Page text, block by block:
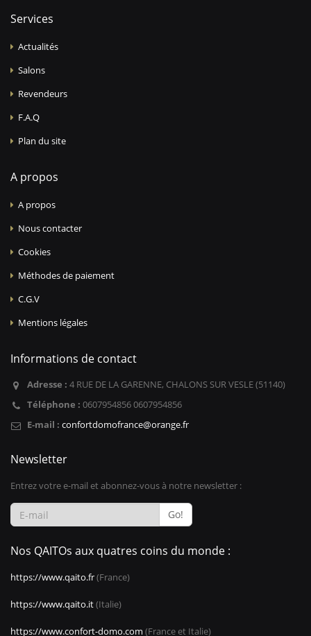
Services
Actualités
Salons
Revendeurs
F.A.Q
Plan du site
A propos
A propos
Nous contacter
Cookies
Méthodes de paiement
C.G.V
Mentions légales
Informations de contact
Adresse : 4 RUE DE LA GARENNE, CHALONS SUR VESLE (51140)
Téléphone : 0607954856 0607954856
E-mail : confortdomofrance@orange.fr
Newsletter
Entrez votre e-mail et abonnez-vous à notre newsletter :
Go!
Nos QAITOs aux quatres coins du monde :
https://www.qaito.fr(France)
https://www.qaito.it(Italie)
https://www.confort-domo.com (France et Italie)